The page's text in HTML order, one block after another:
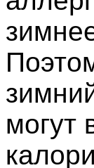
могут